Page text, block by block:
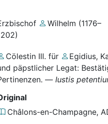
Wilhelm (1176–
Cölestin III. für Egidius,
päpstlicher Legat:
— Iustis
Châlons-en-Champagne,